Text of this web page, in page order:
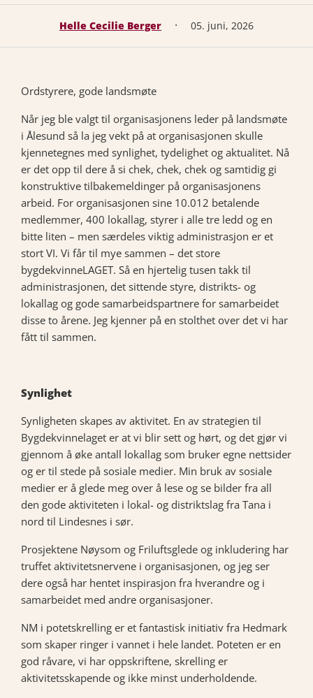
Helle Cecilie Berger · 05. juni, 2026
Ordstyrere, gode landsmøte
Når jeg ble valgt til organisasjonens leder på landsmøte
i Ålesund så la jeg vekt på at organisasjonen skulle
kjennetegnes med synlighet, tydelighet og aktualitet. Nå
er det opp til dere å si chek, chek, chek og samtidig gi
konstruktive tilbakemeldinger på organisasjonens
arbeid. For organisasjonen sine 10.012 betalende
medlemmer, 400 lokallag, styrer i alle tre ledd og en
bitte liten – men særdeles viktig administrasjon er et
stort VI. Vi får til mye sammen – det store
bygdekvinneLAGET. Så en hjertelig tusen takk til
administrasjonen, det sittende styre, distrikts- og
lokallag og gode samarbeidspartnere for samarbeidet
disse to årene. Jeg kjenner på en stolthet over det vi har
fått til sammen.
Synlighet
Synligheten skapes av aktivitet. En av strategien til
Bygdekvinnelaget er at vi blir sett og hørt, og det gjør vi
gjennom å øke antall lokallag som bruker egne nettsider
og er til stede på sosiale medier. Min bruk av sosiale
medier er å glede meg over å lese og se bilder fra all
den gode aktiviteten i lokal- og distriktslag fra Tana i
nord til Lindesnes i sør.
Prosjektene Nøysom og Friluftsglede og inkludering har
truffet aktivitetsnervene i organisasjonen, og jeg ser
dere også har hentet inspirasjon fra hverandre og i
samarbeidet med andre organisasjoner.
NM i potetskrelling er et fantastisk initiativ fra Hedmark
som skaper ringer i vannet i hele landet. Poteten er en
god råvare, vi har oppskriftene, skrelling er
aktivitetsskapende og ikke minst underholdende.